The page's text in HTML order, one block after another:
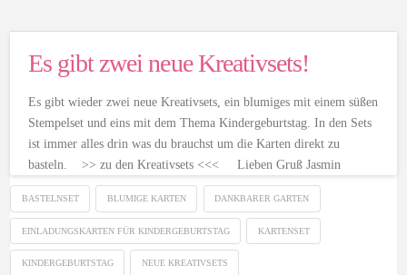
Es gibt zwei neue Kreativsets!
Es gibt wieder zwei neue Kreativsets, ein blumiges mit einem süßen
Stempelset und eins mit dem Thema Kindergeburtstag. In den Sets
ist immer alles drin was du brauchst um die Karten direkt zu
basteln. >> zu den Kreativsets <<< Lieben Gruß Jasmin
BASTELNSET BLUMIGE KARTEN DANKBARER GARTEN
EINLADUNGSKARTEN FÜR KINDERGEBURTSTAG KARTENSET
KINDERGEBURTSTAG NEUE KREATIVSETS